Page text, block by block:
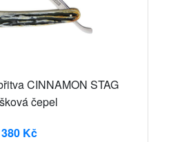
CINNAMON STAG
čepel
Kč